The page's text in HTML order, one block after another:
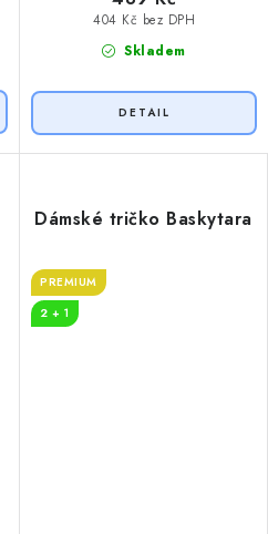
Skladem
404 Kč bez DPH
Dámské tričko Baskytara
PREMIUM
2 + 1